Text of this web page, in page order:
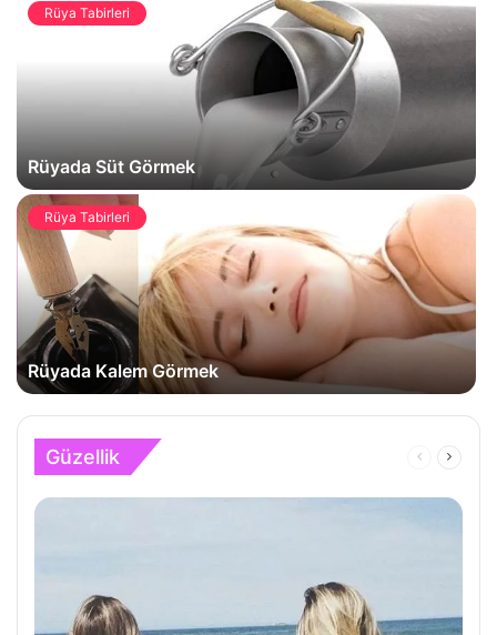
Rüya Tabirleri
Rüyada Süt Görmek
Rüya Tabirleri
Rüyada Kalem Görmek
Güzellik
ÖncekiSonraki